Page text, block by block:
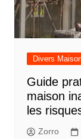
Divers
Guide
maison
les
Zorro